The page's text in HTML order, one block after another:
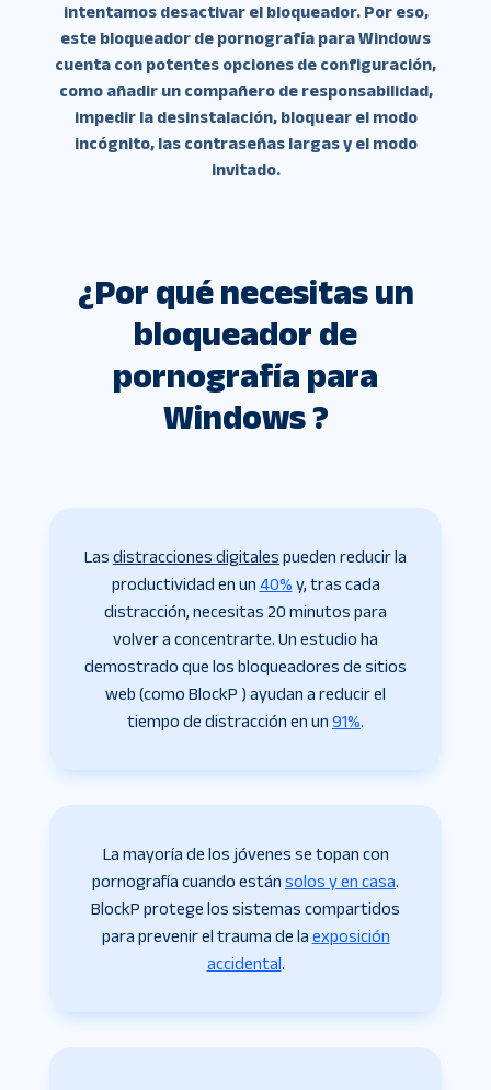
intentamos desactivar el bloqueador. Por eso,
este bloqueador de pornografía para Windows
cuenta con potentes opciones de configuración,
como añadir un compañero de responsabilidad,
impedir la desinstalación, bloquear el modo
incógnito, las contraseñas largas y el modo
invitado.
¿Por qué necesitas un
bloqueador de
pornografía para
Windows ?
Las distracciones digitales pueden reducir la
productividad en un 40% y, tras cada
distracción, necesitas 20 minutos para
volver a concentrarte. Un estudio ha
demostrado que los bloqueadores de sitios
web (como BlockP ) ayudan a reducir el
tiempo de distracción en un 91%.
La mayoría de los jóvenes se topan con
pornografía cuando están solos y en casa.
BlockP protege los sistemas compartidos
para prevenir el trauma de la exposición
accidental.